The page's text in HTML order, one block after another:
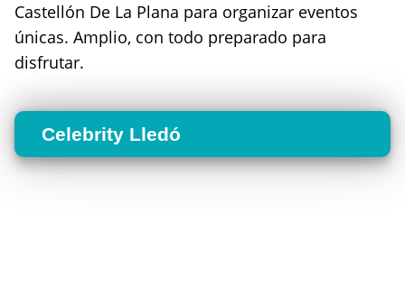
Castellón De La Plana para organizar eventos
únicas. Amplio, con todo preparado para
disfrutar.
Celebrity Lledó